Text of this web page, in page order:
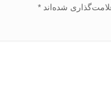
شده‌اند*